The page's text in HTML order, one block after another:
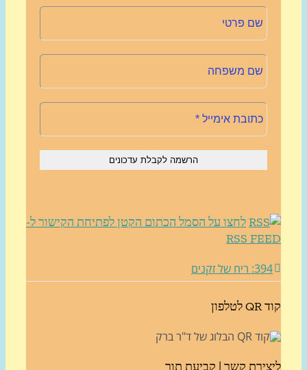
לחצו על הסמל הכתום הקטן לפתיחת הקישור ל-
RSS
קשר | קביעת תור